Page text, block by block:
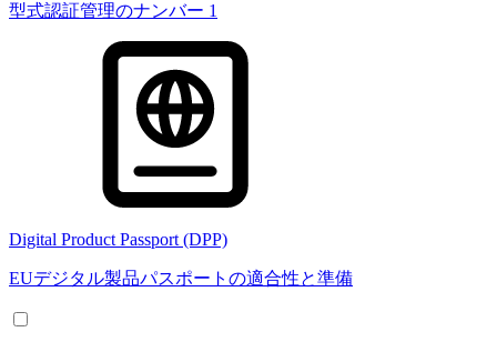
型式認証管理のナンバー 1
Digital Product Passport (DPP)
EUデジタル製品パスポートの適合性と準備